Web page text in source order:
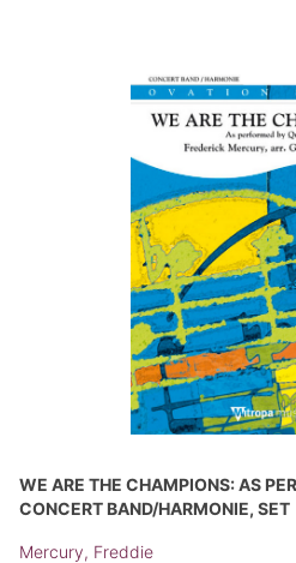
WE ARE THE CHAMPIONS: AS
CONCERT BAND/HARMONIE, SET
Mercury, Freddie